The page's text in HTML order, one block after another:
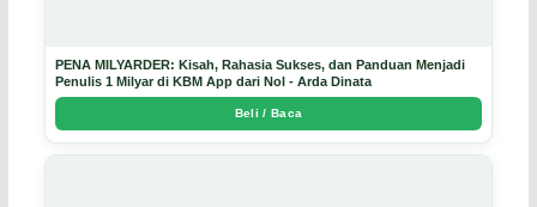
PENA MILYARDER: Kisah, Rahasia Sukses, dan Panduan Menjadi
Penulis 1 Milyar di KBM App dari Nol - Arda Dinata
Beli / Baca